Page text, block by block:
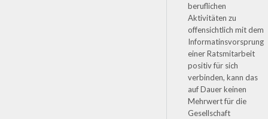
beruflichen
Aktivitäten zu
offensichtlich mit dem
Informatinsvorsprung
einer Ratsmitarbeit
positiv für sich
verbinden, kann das
auf Dauer keinen
Mehrwert für die
Gesellschaft